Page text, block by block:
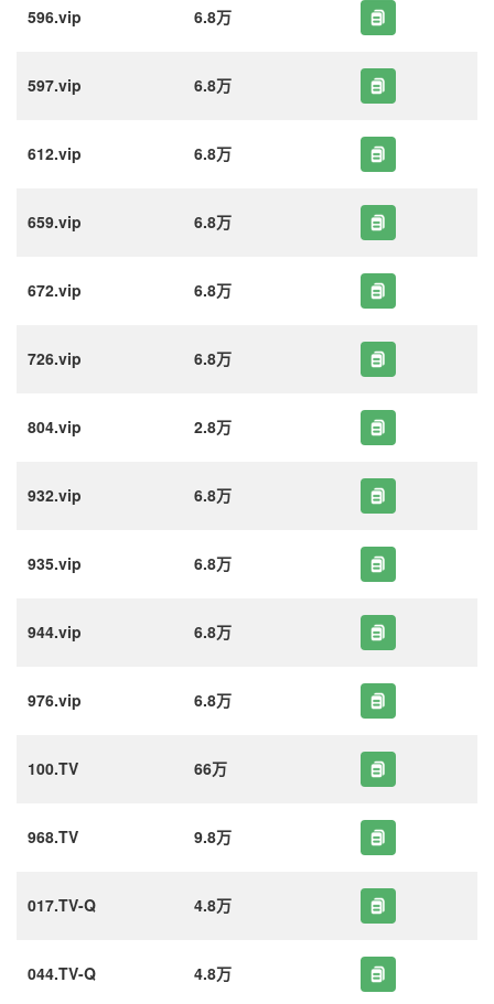
596.vip 6.8万
597.vip 6.8万
612.vip 6.8万
659.vip 6.8万
672.vip 6.8万
726.vip 6.8万
804.vip 2.8万
932.vip 6.8万
935.vip 6.8万
944.vip 6.8万
976.vip 6.8万
100.TV 66万
968.TV 9.8万
017.TV-Q 4.8万
044.TV-Q 4.8万